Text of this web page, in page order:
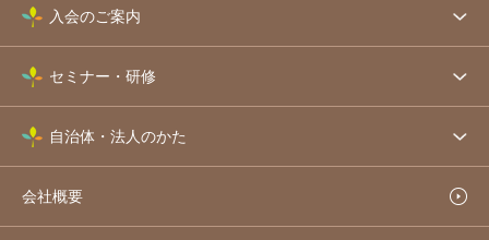
入会のご案内
セミナー・研修
自治体・法人のかた
会社概要